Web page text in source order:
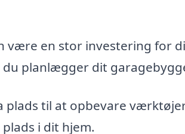
være en stor investering for
du planlægger dit
plads til at opbevare
i dit hjem.